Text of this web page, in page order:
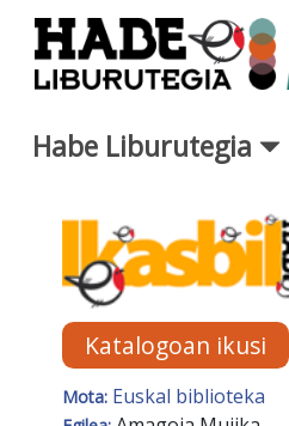
Eduki nagusira joan
Habe Liburutegia
Eskuratu
Katalogoan ikusi
Mota: Euskal biblioteka